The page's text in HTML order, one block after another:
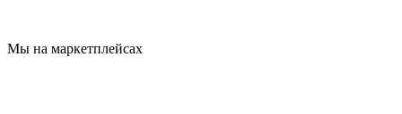
Мы на маркетплейсах